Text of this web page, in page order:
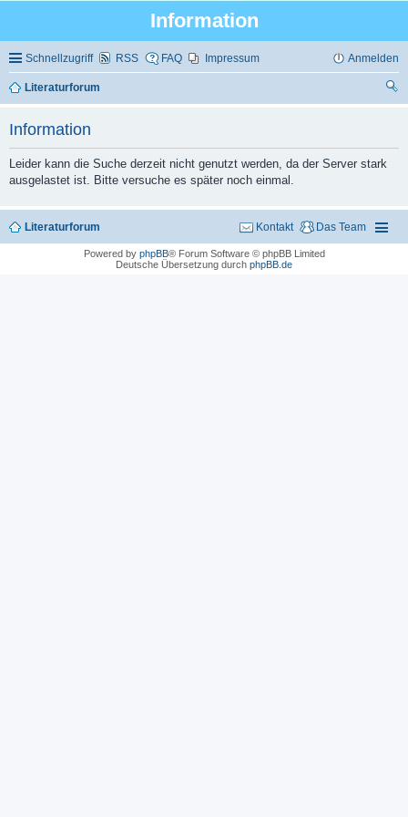
Information
Schnellzugriff RSS FAQ Impressum Anmelden
Literaturforum
Information
Leider kann die Suche derzeit nicht genutzt werden, da der Server stark
ausgelastet ist. Bitte versuche es später noch einmal.
Literaturforum Das Team
Kontakt
Powered by phpBB® Forum Software © phpBB Limited
Deutsche Übersetzung durch phpBB.de